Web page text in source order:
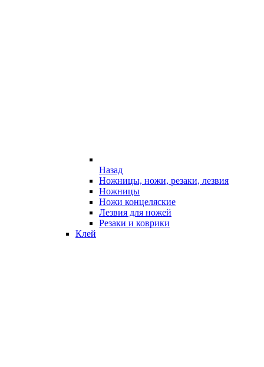
Назад
Ножницы, ножи, резаки, лезвия
Ножницы
Ножи концеляские
Лезвия для ножей
Резаки и коврики
Клей